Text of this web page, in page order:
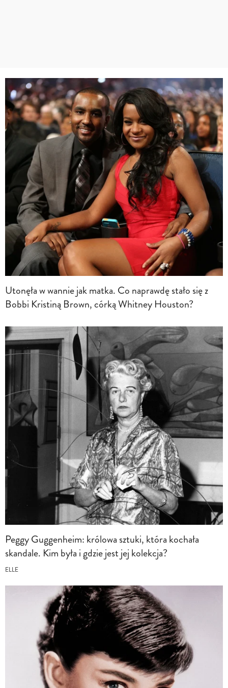
Utonęła w wannie jak matka. Co naprawdę stało się z
Bobbi Kristiną Brown, córką Whitney Houston?
Peggy Guggenheim: królowa sztuki, która kochała
skandale. Kim była i gdzie jest jej kolekcja?
ELLE